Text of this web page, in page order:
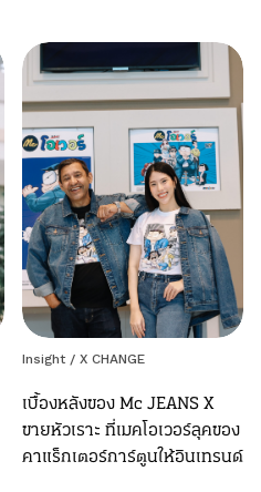
Insight / X CHANGE
เบื้องหลังของ Mc JEANS X
ขายหัวเราะ ที่เมคโอเวอร์ลุคของ
คาแร็กเตอร์การ์ตูนให้อินเทรนด์